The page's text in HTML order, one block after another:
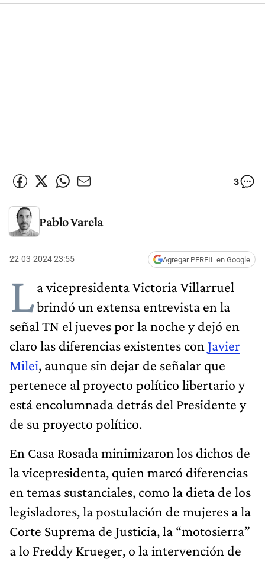
3
Pablo Varela
22-03-2024 23:55 Agregar PERFIL en Google
La vicepresidenta Victoria Villarruel
brindó un extensa entrevista en la
señal TN el jueves por la noche y dejó en
claro las diferencias existentes con Javier
Milei, aunque sin dejar de señalar que
pertenece al proyecto político libertario y
está encolumnada detrás del Presidente y
de su proyecto político.
En Casa Rosada minimizaron los dichos de
la vicepresidenta, quien marcó diferencias
en temas sustanciales, como la dieta de los
legisladores, la postulación de mujeres a la
Corte Suprema de Justicia, la “motosierra”
a lo Freddy Krueger, o la intervención de